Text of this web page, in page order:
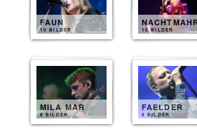
FAUN
10 BILDER 10 BILDER
MILA MAR
8 BILDER
FAELDER
8 BILDER